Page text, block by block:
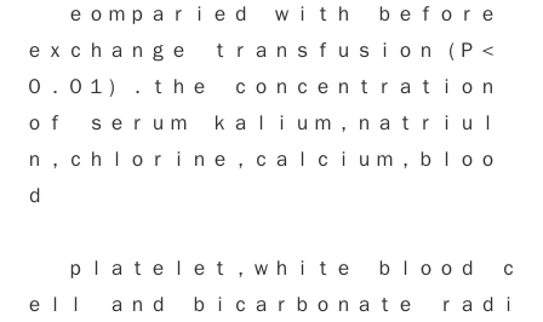
ｅｏｍｐａｒｉｅｄ ｗｉｔｈ ｂｅｆｏｒｅ
ｅｘｃｈａｎｇｅ ｔｒａｎｓｆｕｓｉｏｎ（Ｐ＜
０．０１）．ｔｈｅ ｃｏｎｃｅｎｔｒａｔｉｏｎ
ｏｆ ｓｅｒｕｍ ｋａｌｉｕｍ，ｎａｔｒｉｕｌ
ｎ，ｃｈｌｏｒｉｎｅ，ｃａｌｃｉｕｍ，ｂｌｏｏ
ｄ
ｐｌａｔｅｌｅｔ，ｗｈｉｔｅ ｂｌｏｏｄ ｃ
ｅｌｌ ａｎｄ ｂｉｃａｒｂｏｎａｔｅ ｒａｄｉ